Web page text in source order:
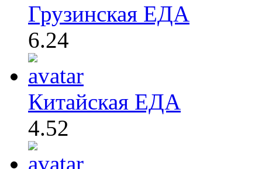
Грузинская ЕДА
6.24
Китайская ЕДА
4.52